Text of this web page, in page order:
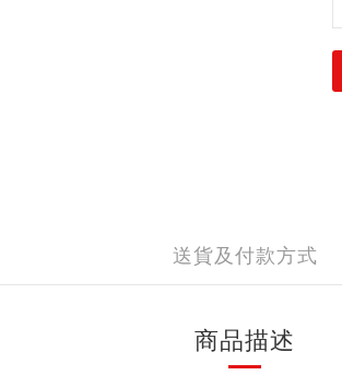
送貨及付款方式
商品描述